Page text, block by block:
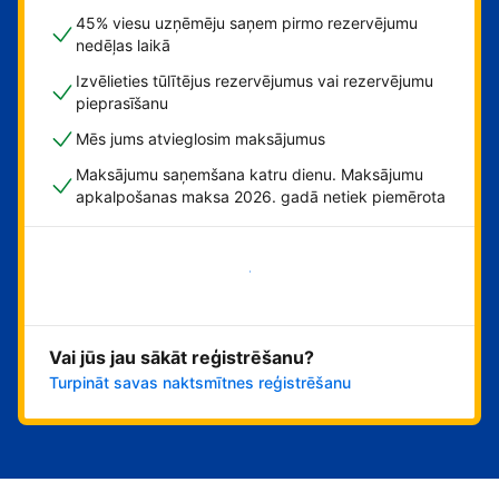
45% viesu uzņēmēju saņem pirmo rezervējumu
nedēļas laikā
Izvēlieties tūlītējus rezervējumus vai rezervējumu
pieprasīšanu
Mēs jums atvieglosim maksājumus
Maksājumu saņemšana katru dienu. Maksājumu
apkalpošanas maksa 2026. gadā netiek piemērota
Sāciet tūlīt!
Vai jūs jau sākāt reģistrēšanu?
Turpināt savas naktsmītnes reģistrēšanu